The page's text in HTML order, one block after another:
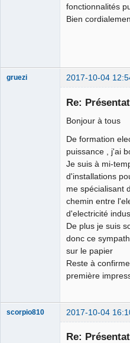
fonctionnalités
Bien
gruezi 2017-10-04
Re:
Bonjour à tous
De formation
puissance , j'ai
Je suis à mi-
d'installations
me spécialisant
chemin entre
d'electricité
De plus je suis
donc ce
sur le papier
Reste à
première
scorpio810 2017-10-04
Re: